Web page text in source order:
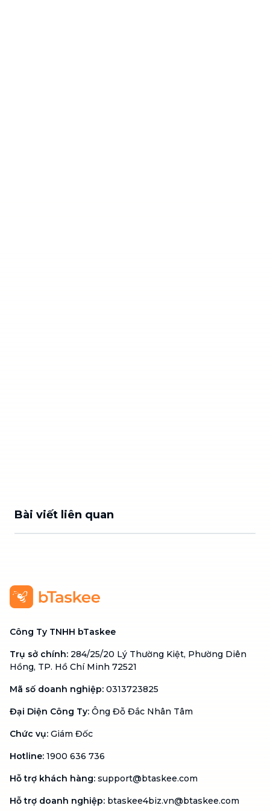
Bài viết liên quan
Công Ty TNHH bTaskee
Trụ sở chính: 284/25/20 Lý Thường Kiệt, Phường Diên
Hồng, TP. Hồ Chí Minh 72521
Mã số doanh nghiệp: 0313723825
Đại Diện Công Ty: Ông Đỗ Đắc Nhân Tâm
Chức vụ: Giám Đốc
Hotline: 1900 636 736
Hỗ trợ khách hàng: support@btaskee.com
Hỗ trợ doanh nghiệp: btaskee4biz.vn@btaskee.com